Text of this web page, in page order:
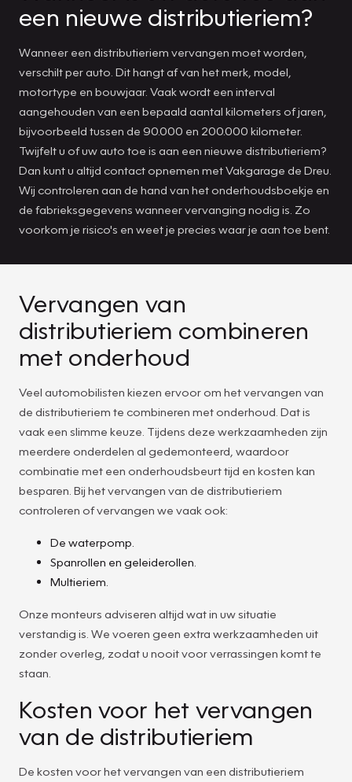
een nieuwe distributieriem?
Wanneer een distributieriem vervangen moet worden,
verschilt per auto. Dit hangt af van het merk, model,
motortype en bouwjaar. Vaak wordt een interval
aangehouden van een bepaald aantal kilometers of jaren,
bijvoorbeeld tussen de 90.000 en 200.000 kilometer.
Twijfelt u of uw auto toe is aan een nieuwe distributieriem?
Dan kunt u altijd contact opnemen met Vakgarage de Dreu.
Wij controleren aan de hand van het onderhoudsboekje en
de fabrieksgegevens wanneer vervanging nodig is. Zo
voorkom je risico's en weet je precies waar je aan toe bent.
Vervangen van
distributieriem combineren
met onderhoud
Veel automobilisten kiezen ervoor om het vervangen van
de distributieriem te combineren met onderhoud. Dat is
vaak een slimme keuze. Tijdens deze werkzaamheden zijn
meerdere onderdelen al gedemonteerd, waardoor
combinatie met een onderhoudsbeurt tijd en kosten kan
besparen. Bij het vervangen van de distributieriem
controleren of vervangen we vaak ook:
De waterpomp.
Spanrollen en geleiderollen.
Multieriem.
Onze monteurs adviseren altijd wat in uw situatie
verstandig is. We voeren geen extra werkzaamheden uit
zonder overleg, zodat u nooit voor verrassingen komt te
staan.
Kosten voor het vervangen
van de distributieriem
De kosten voor het vervangen van een distributieriem